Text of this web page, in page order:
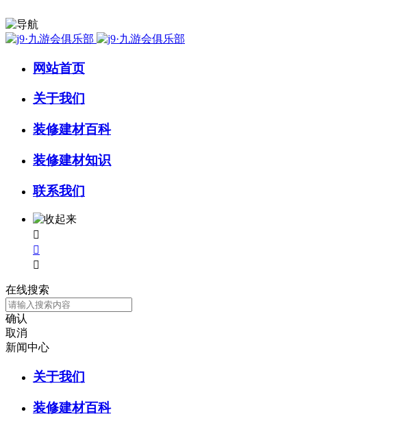
网站首页
关于我们
装修建材百科
装修建材知识
联系我们



在线搜索
确认
取消
新闻中心
关于我们
装修建材百科